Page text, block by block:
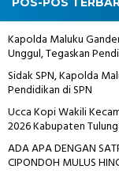
Kapolda Maluku
Unggul, Tegaskan
Sidak SPN, Kapolda
Pendidikan di SPN
Ucca Kopi Wakili
2026 Kabupaten
ADA APA DENGAN
CIPONDOH MULUS